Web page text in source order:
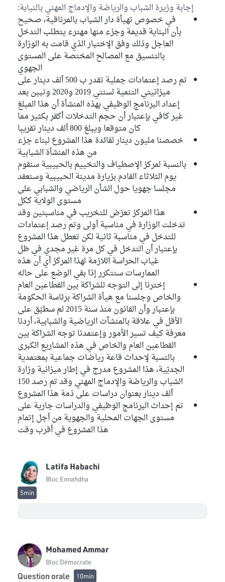
إجابة وزيرة الشباب والرياضة والإدماج المهني بالنيابة:
في خصوص تهيأة دار الشباب بالمرناقية، صحيح
بأن البناية قديمة وجزء منها مهترء يتطلب التدخل
العاجل وذلك وفق الإختبار الذي قامت به الوزارة
بالتنسيق مع المصالح المختصة على المستوى
الجهوي
تم رصد إعتمادات جملية تقدر ب 500 ألف دينار على
ميزانيتي التنمية لسنتي 2019 و2020 وتبين بعد
إعداد البرنامج الوظيفي بهذه المنشأة أن هذا المبلغ
غير كافي بإعتبار أن حجم التدخلات أكقر بكثير مما
كان متوقعا ويبلغ 800 ألف دينار تقريبا
خصصنا مليون دينار لفائدة هذا المشروع لبناء جزء
من هذه المنشأة الشبابية
بالنسبة لمركز الإصطياف والتخييم بالحبيبية سنقوم
يوم الثلاثاء القادم بزيارة مدينة الحبيبية وسنعقد
مجلسا جهويا حول الشأن الرياضي والشبابي على
مستوى الولاية ككل
هذا المركز تعرّض للتخريب في مناسبتين وقد
تدخلت الوزارة في مناسبة أولى وتم رصد إعتمادات
للتدخل في مناسبة ثانية لكن تعطل هذا المشروع
بإعتبار أن التدخل في كل مرة غير مجدي في ظل
غياب الحراسة اللازمة لهذا المركز أي أن هذه
الممارسات ستتكرر إذا بقي الوضع على حاله
إخترنا إلى التوجه للشراكة بين القطاعين العام
والخاص وجلسنا مع هيأة الشراكة برئاسة الحكومة
بإعتبار وأن القانون منذ سنة 2015 لم سطبّق على
الأقل في علاقة بالمنشآت الرياضية والشبابية، أردنا
معرفة كيف تسير الأمور وإعتمدنا توجه الشراكة بين
القطاعين العام والخاص في هذه المشاريع الكبرى
بالنسبة لإحداث قاعة رياضات جماعية بمعتمدية
الجديّية، هذا المشروع مدرج في إطار ميزانية وزارة
الشباب والرياضة والإدماج المهني وقد تم رصد 150
ألف دينار بعنوان دراسات على ذمة هذا المشروع
تم إحداث البرنامج الوظيفي والدراسات جارية على
مستوى الجهات المحلية والجهوية من أجل إتمام
هذا المشروع في أقرب وقت
Latifa Habachi
Bloc Ennahdha
5min
Mohamed Ammar
Bloc Démocrate
Question orale 10min